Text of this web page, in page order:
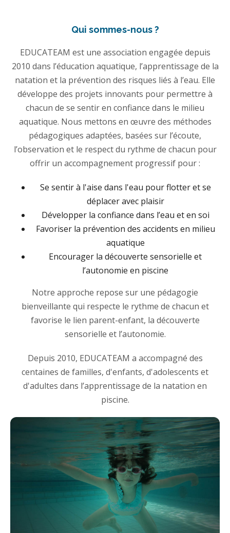
Qui sommes-nous ?
EDUCATEAM est une association engagée depuis
2010 dans l’éducation aquatique, l’apprentissage de la
natation et la prévention des risques liés à l’eau. Elle
développe des projets innovants pour permettre à
chacun de se sentir en confiance dans le milieu
aquatique. Nous mettons en œuvre des méthodes
pédagogiques adaptées, basées sur l’écoute,
l’observation et le respect du rythme de chacun pour
offrir un accompagnement progressif pour :
Se sentir à l'aise dans l'eau pour flotter et se
déplacer avec plaisir
Développer la confiance dans l’eau et en soi
Favoriser la prévention des accidents en milieu
aquatique
Encourager la découverte sensorielle et
l’autonomie en piscine
Notre approche repose sur une pédagogie
bienveillante qui respecte le rythme de chacun et
favorise le lien parent-enfant, la découverte
sensorielle et l’autonomie.
Depuis 2010, EDUCATEAM a accompagné des
centaines de familles, d'enfants, d'adolescents et
d'adultes dans l’apprentissage de la natation en
piscine.